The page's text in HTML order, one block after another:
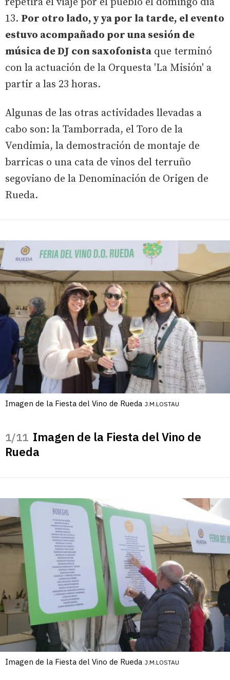
13. Por otro lado, y ya por la tarde, el evento
estuvo acompañado por una sesión de
música de DJ con saxofonista que terminó
con la actuación de la Orquesta 'La Misión' a
partir a las 23 horas.
Algunas de las otras actividades llevadas a
cabo son: la Tamborrada, el Toro de la
Vendimia, la demostración de montaje de
barricas o una cata de vinos del terruño
segoviano de la Denominación de Origen de
Rueda.
Imagen de la Fiesta del Vino de Rueda J.M.LOSTAU
/11 Imagen de la Fiesta del Vino de
Rueda
Imagen de la Fiesta del Vino de Rueda J.M.LOSTAU